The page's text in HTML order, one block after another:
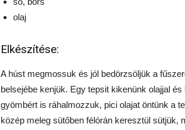
olaj
Elkészítése:
A húst megmossuk és jól bedörzsöljük a
belsejébe kenjük. Egy tepsit kikenünk olajjal
gyömbért is ráhalmozzuk, pici olajat öntünk a
közép meleg sütőben félórán keresztül sütjük,